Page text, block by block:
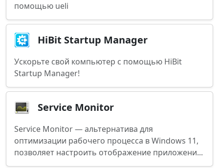
помощью ueli
HiBit Startup Manager
Ускорьте свой компьютер с помощью HiBit
Startup Manager!
Service Monitor
Service Monitor — альтернатива для
оптимизации рабочего процесса в Windows 11,
позволяет настроить отображение приложени...